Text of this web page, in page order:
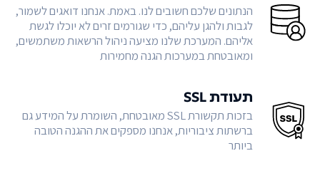
הנתונים שלכם חשובים לנו. באמת. אנחנו דואגים לשמור,
לגבות ולהגן עליהם, כדי שגורמים זרים לא יוכלו לגשת
אליהם. המערכת שלנו מציעה ניהול הרשאות משתמשים,
ומאובטחת במערכות הגנה מחמירות
תעודת SSL
בזכות תקשורת SSL מאובטחת, השומרת על המידע גם
ברשתות ציבוריות, אנחנו מספקים את ההגנה הטובה
ביותר